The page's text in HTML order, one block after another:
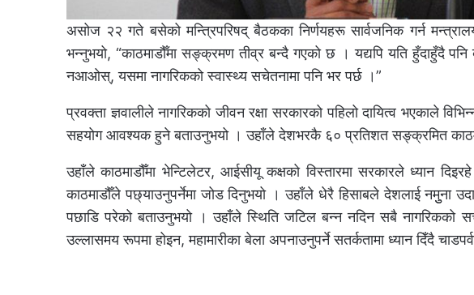
असोज २२ गते बसेको मन्त्रिपरिषद् बैठकका निर्णयहरू सार्वजनिक गर्न
भन्नुभयो, “काठमाडौँमा सङ्क्रमण तीव्र बन्दै गएको छ । यद्यपि यति हुँदाहुँदै
नआओस्, यसमा नागरिकको स्वास्थ्य सचेतनामा पनि भर पर्छ ।”
प्रवक्ता ज्ञवालीले नागरिकको जीवन रक्षा सरकारको पहिलो दायित्व भएकाले
सहयोग आवश्यक हुने बताउनुभयो । उहाँले देशभरकै ६० प्रतिशत सङ्क्रमित
उहाँले काठमाडौँमा भेन्टिलेटर, आईसीयू कक्षको विस्तारमा सरकारले ध्यान
काठमाडौँले पछ्याउनुपर्नेमा जोड दिनुभयो । उहाँले धेरै हिसाबले देशलाई नमुुना
पछाडि परेको बताउनुभयो । उहाँले स्थिति जटिल बन्न नदिन सबै नागरिकको
उल्लासमय रूपमा होइन, महामारीका बेला अपनाउनुपर्ने सतर्कतामा ध्यान दिँदै